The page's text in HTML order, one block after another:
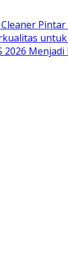
2026